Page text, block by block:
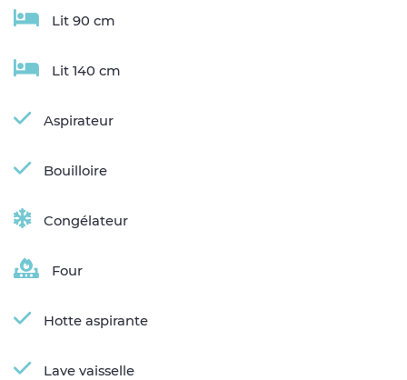
Lit 90 cm
Lit 140 cm
Aspirateur
Bouilloire
Congélateur
Four
Hotte aspirante
Lave vaisselle